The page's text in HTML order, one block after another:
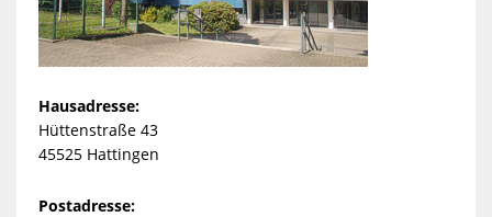
Hausadresse:
Hüttenstraße 43
45525 Hattingen
Postadresse: